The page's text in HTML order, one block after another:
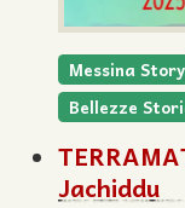
Messina Story
Bellezze
Jachiddu